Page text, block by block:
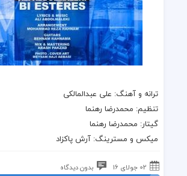
ترانه و آهنگ: علی عبدالمالکی
تنظیم: محمدرضا رهنما
گیتار: محمدرضا رهنما
میکس و مسترینگ: آرش پاکزاد
02 جولای 16 بدون دیدگاه